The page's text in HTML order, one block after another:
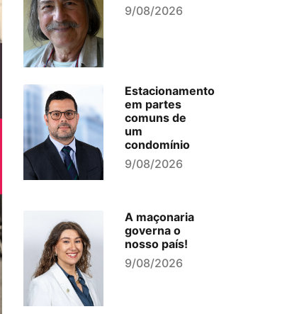
9/08/2026
Estacionamento
em partes
comuns de
um
condomínio
9/08/2026
A maçonaria
governa o
nosso país!
9/08/2026